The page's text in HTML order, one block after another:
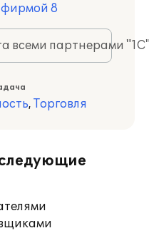
8
всеми партнерами
, Торговля